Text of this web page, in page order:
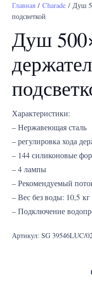
Главная / Charade / Душ
подсветкой
Душ
Характеристики:
– Нержавеющая сталь
– регулировка хода
– 144 силиконовые
– 4 лампы
– Рекомендуемый
– Вес без воды: 10,5 кг
– Подключение
Артикул: SG 39546LUC/